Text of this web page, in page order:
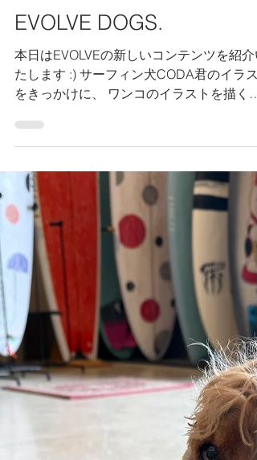
EVOLVE DOGS.
本日はEVOLVEの新しいコンテンツを紹介
たします :) サーフィン犬CODA君のイラス
をきっかけに、 ワンコのイラストを描くこ
ました。 現在は46種類のワンコイラストか
ら、 愛犬カラーのイラストを入れたバッグ
やサコッシュ・おやつ缶・水筒等に お名前
を入れたフルオーダーのグッズを作ること
できます :) これからTシャツやポーチも展
予定です。 バッグはお散歩バッグやお弁当
入れにちょうど良い大きさです :) 水筒
になるので常温のお水等を入れて持ち歩け
サイズです。 イラストやグッズは随時増や
してゆく予定なので、また紹介いたします
＜EVOLVE DOGS オーダーはこちらから！
＞ ご質問等ございましたら、お気軽にご連
絡ください。 ワンコ好きの方は是非！
yucchi ＊ブログの更新は毎週月曜日（月曜
日以外不定期）になります。 次回更新予